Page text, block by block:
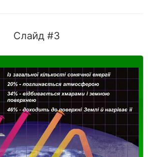
Слайд #3